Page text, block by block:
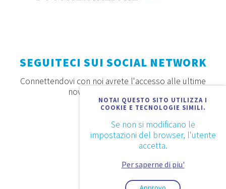
NOTA! QUESTO SITO UTILIZZA I
COOKIE E TECNOLOGIE SIMILI.
Se non si modificano le
impostazioni del browser, l'utente
accetta.
Per saperne di piu'
SEGUITECI SUI SOCIAL NETWORK
Connettendovi con noi avrete l'accesso alle ultime
novità, offerte e prodotti